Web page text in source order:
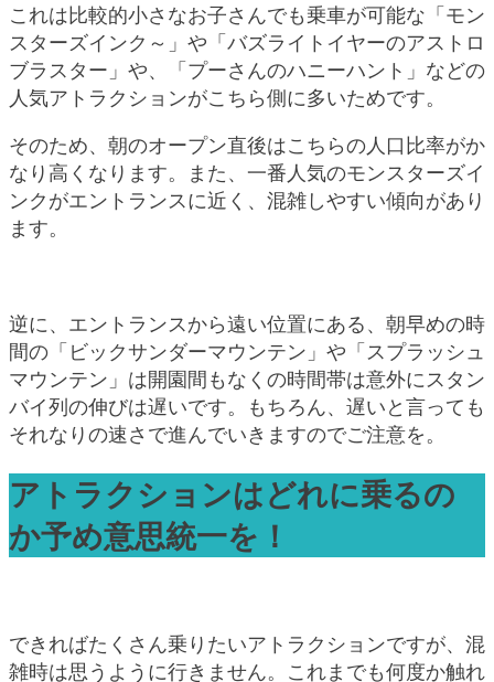
これは比較的小さなお子さんでも乗車が可能な「モン
スターズインク～」や「バズライトイヤーのアストロ
ブラスター」や、「プーさんのハニーハント」などの
人気アトラクションがこちら側に多いためです。
そのため、朝のオープン直後はこちらの人口比率がか
なり高くなります。また、一番人気のモンスターズイ
ンクがエントランスに近く、混雑しやすい傾向があり
ます。
逆に、エントランスから遠い位置にある、朝早めの時
間の「ビックサンダーマウンテン」や「スプラッシュ
マウンテン」は開園間もなくの時間帯は意外にスタン
バイ列の伸びは遅いです。もちろん、遅いと言っても
それなりの速さで進んでいきますのでご注意を。
アトラクションはどれに乗るの
か予め意思統一を！
できればたくさん乗りたいアトラクションですが、混
雑時は思うように行きません。これまでも何度か触れ